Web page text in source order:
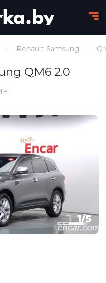
Renault-Samsung
QM6 2.0
1/5